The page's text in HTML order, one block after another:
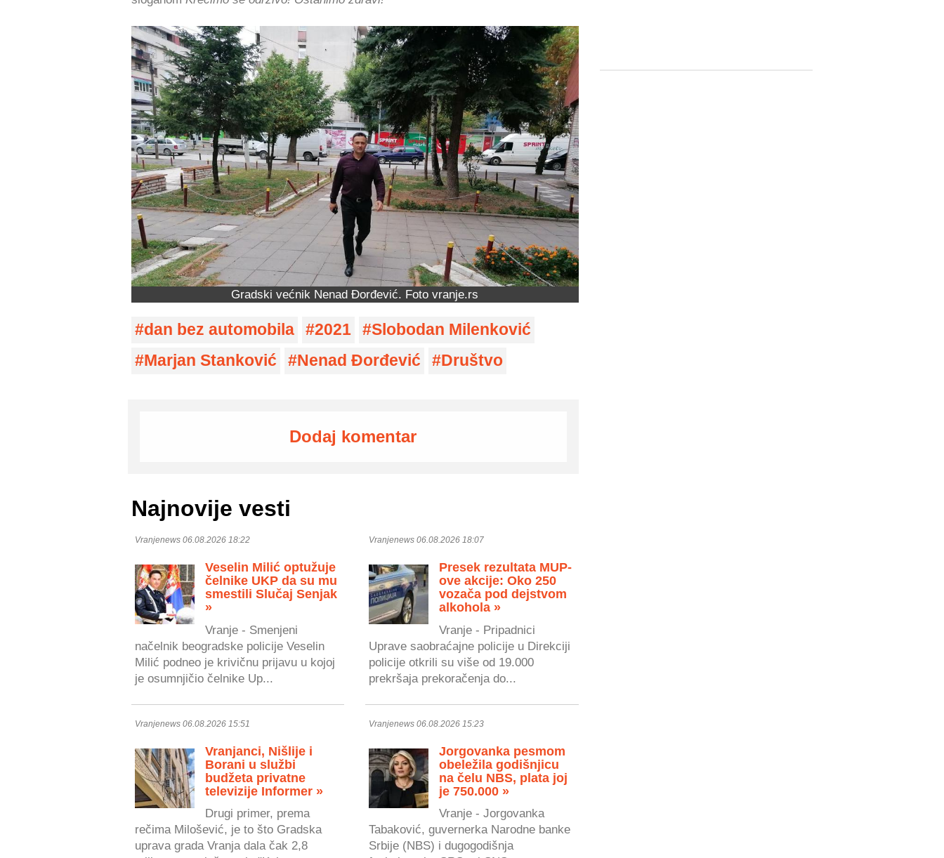
Gradski većnik Nenad Đorđević. Foto vranje.rs
dan bez automobila 2021
Slobodan Milenković
Marjan Stanković
Nenad Đorđević Društvo
Dodaj komentar
Najnovije vesti
Vranjenews 06.08.2026 18:22
Veselin Milić optužuje
čelnike UKP da su mu
smestili Slučaj Senjak
»
Vranje - Smenjeni
načelnik beogradske policije Veselin
Milić podneo je krivičnu prijavu u kojoj
je osumnjičio čelnike Up...
Vranjenews 06.08.2026 18:07
Presek rezultata MUP-
ove akcije: Oko 250
vozača pod dejstvom
alkohola »
Vranje - Pripadnici
Uprave saobraćajne policije u Direkciji
policije otkrili su više od 19.000
prekršaja prekoračenja do...
Vranjenews 06.08.2026 15:51
Vranjanci, Nišlije i
Borani u službi
budžeta privatne
televizije Informer »
Drugi primer, prema
rečima Milošević, je to što Gradska
uprava grada Vranja dala čak 2,8
Vranjenews 06.08.2026 15:23
Jorgovanka pesmom
obeležila godišnjicu
na čelu NBS, plata joj
je 750.000 »
Vranje - Jorgovanka
Tabaković, guvernerka Narodne banke
Srbije (NBS) i dugogodišnja